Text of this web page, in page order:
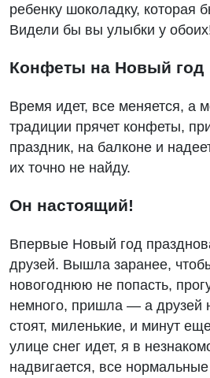
ребенку шоколадку, которая
Видели бы вы улыбки у
Конфеты на Новый год
Время идет, все меняется, а
традиции прячет конфеты,
праздник, на балконе и
их точно не найду.
Он настоящий!
Впервые Новый год
друзей. Вышла заранее,
новогоднюю не попасть,
немного, пришла — а друзей
стоят, миленькие, и минут
улице снег идет, я в
надвигается, все